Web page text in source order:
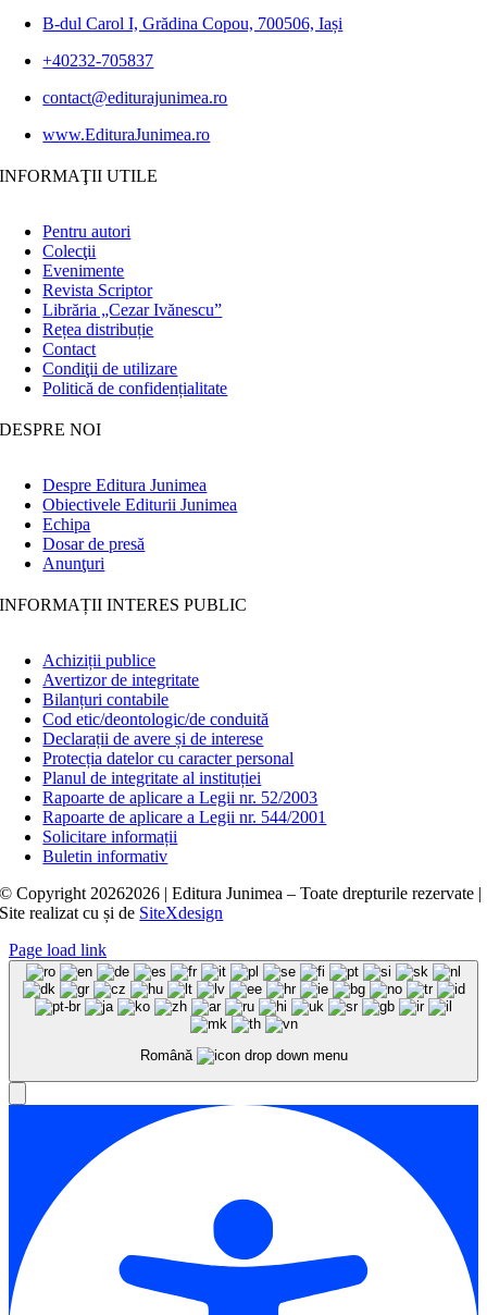
B-dul Carol I, Grădina Copou, 700506, Iași
+40232-705837
contact@editurajunimea.ro
www.EdituraJunimea.ro
INFORMAŢII UTILE
Pentru autori
Colecţii
Evenimente
Revista Scriptor
Librăria „Cezar Ivănescu”
Rețea distribuție
Contact
Condiţii de utilizare
Politică de confidențialitate
DESPRE NOI
Despre Editura Junimea
Obiectivele Editurii Junimea
Echipa
Dosar de presă
Anunţuri
INFORMAȚII INTERES PUBLIC
Achiziții publice
Avertizor de integritate
Bilanțuri contabile
Cod etic/deontologic/de conduită
Declarații de avere și de interese
Protecția datelor cu caracter personal
Planul de integritate al instituției
Rapoarte de aplicare a Legii nr. 52/2003
Rapoarte de aplicare a Legii nr. 544/2001
Solicitare informații
Buletin informativ
© Copyright 20262026 | Editura Junimea – Toate drepturile rezervate |
Site realizat cușide SiteXdesign
Page load link
Română